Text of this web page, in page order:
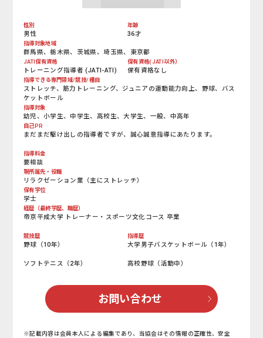
性別
男性
年齢
36才
指導対象地域
群馬県、栃木県、茨城県、埼玉県、東京都
JATI保有資格
トレーニング指導者 (JATI-ATI)
保有資格(JATI以外）
保有資格なし
指導できる専門領域/競技/種目
ストレッチ、筋力トレーニング、ジュニアの運動能力向上、野球、バス
ケットボール
指導対象
幼児、小学生、中学生、高校生、大学生、一般、中高年
自己PR
まだまだ駆け出しの指導者ですが、誠心誠意指導にあたります。
指導料金
要相談
現所属先・役職
リラクゼーション業（主にストレッチ）
保有学位
学士
経歴（最終学歴、職歴）
帝京平成大学 トレーナー・スポーツ文化コース 卒業
競技歴
野球（10年）
ソフトテニス（2年）
指導歴
大学男子バスケットボール（1年）
高校野球（活動中）
お問い合わせ
※記載内容は会員本人による編集であり、当協会はその情報の正確性、安全